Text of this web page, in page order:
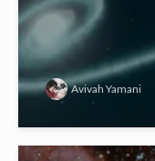
Avivah Yamani